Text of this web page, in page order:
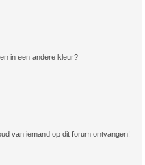
in een andere kleur?
van iemand op dit forum ontvangen!